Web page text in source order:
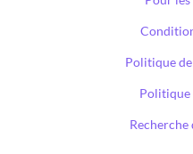
Politique
Politique